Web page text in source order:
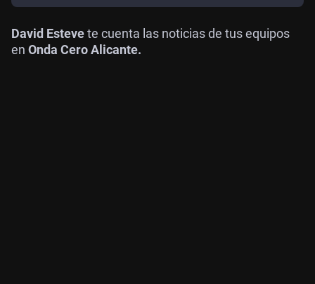
David Estevete cuenta las noticias de tus equipos
en Onda Cero Alicante.